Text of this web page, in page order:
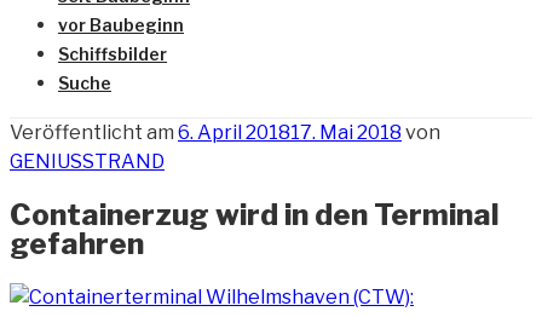
vor Baubeginn
Schiffsbilder
Suche
Veröffentlicht am 6. April 201817. Mai 2018 von
GENIUSSTRAND
Containerzug wird in den Terminal
gefahren